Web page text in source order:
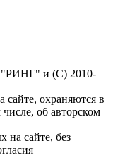
"РИНГ" и (С) 2010-
сайте, охраняются в
числе, об авторском
на сайте, без